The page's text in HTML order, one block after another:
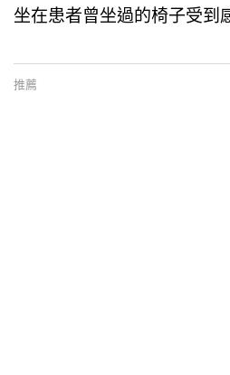
坐在患者曾坐過的椅子受到